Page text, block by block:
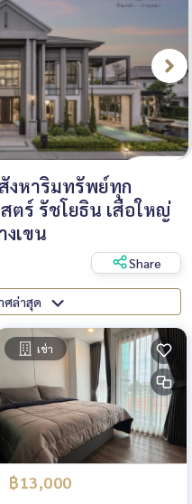
งหาริมทรัพย์ทุก
ตร์ รัชโยธิน เสือใหญ่
เขน
Share
ระกาศล่าสุด
เช่า
฿13,000